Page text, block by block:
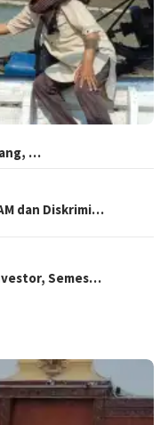
…
dan Diskrimi…
Semes…